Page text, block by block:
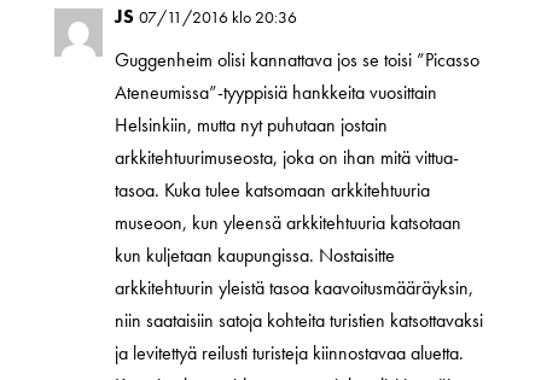
JS 07/11/2016 klo 20:36
Guggenheim olisi kannattava jos se toisi ”Picasso
Ateneumissa”-tyyppisiä hankkeita vuosittain
Helsinkiin, mutta nyt puhutaan jostain
arkkitehtuurimuseosta, joka on ihan mitä vittua-
tasoa. Kuka tulee katsomaan arkkitehtuuria
museoon, kun yleensä arkkitehtuuria katsotaan
kun kuljetaan kaupungissa. Nostaisitte
arkkitehtuurin yleistä tasoa kaavoitusmääräyksin,
niin saataisiin satoja kohteita turistien katsottavaksi
ja levitettyä reilusti turisteja kiinnostavaa aluetta.